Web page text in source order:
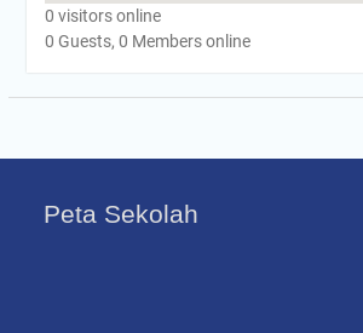
0 visitors online
0 Guests, 0 Members online
Peta Sekolah